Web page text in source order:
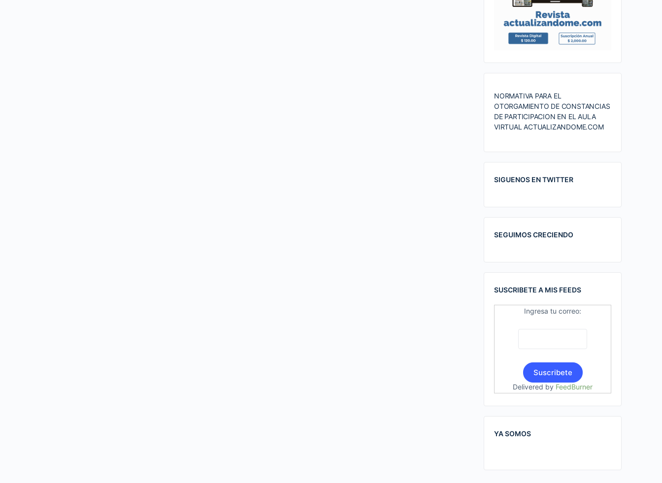
NORMATIVA PARA EL
OTORGAMIENTO DE CONSTANCIAS
DE PARTICIPACION EN EL AULA
VIRTUAL ACTUALIZANDOME.COM
SIGUENOS EN TWITTER
SEGUIMOS CRECIENDO
SUSCRIBETE A MIS FEEDS
Ingresa tu correo:
Delivered by FeedBurner
YA SOMOS